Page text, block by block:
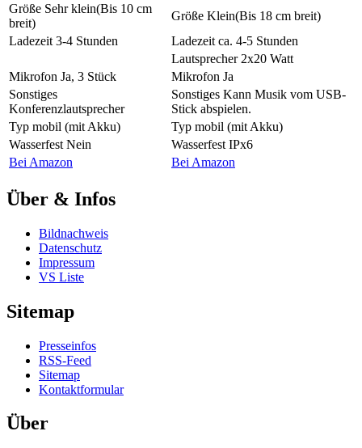
Größe Sehr klein(Bis 10 cm
breit)
Größe Klein(Bis 18 cm breit)
Ladezeit 3-4 Stunden Ladezeit ca. 4-5 Stunden
Lautsprecher2x20 Watt
Mikrofon Ja, 3 Stück Mikrofon Ja
Sonstiges
Konferenzlautsprecher
Sonstiges Kann Musik vom USB-
Stick abspielen.
Typ mobil (mit Akku) Typ mobil (mit Akku)
Wasserfest Nein Wasserfest IPx6
Bei Amazon
Bei Amazon
Über & Infos
Bildnachweis
Datenschutz
Impressum
VS Liste
Sitemap
Presseinfos
RSS-Feed
Sitemap
Kontaktformular
Über